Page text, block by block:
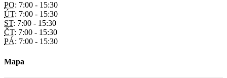
PO: 7:00 - 15:30
ÚT: 7:00 - 15:30
ST: 7:00 - 15:30
ČT: 7:00 - 15:30
PÁ: 7:00 - 15:30
Mapa